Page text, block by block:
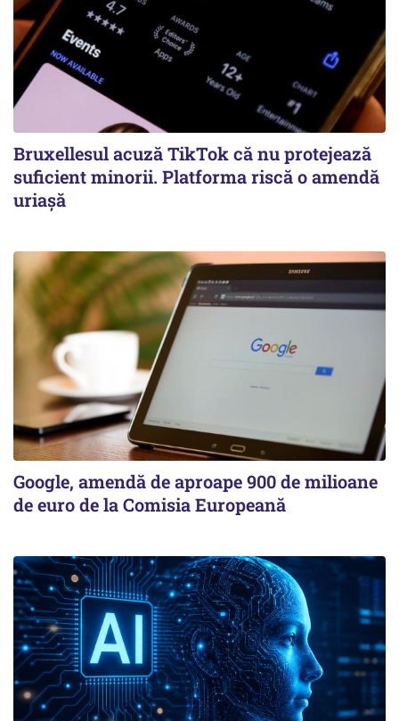
Bruxellesul acuză TikTok că nu protejează
suficient minorii. Platforma riscă o amendă
uriașă
Google, amendă de aproape 900 de milioane
de euro de la Comisia Europeană